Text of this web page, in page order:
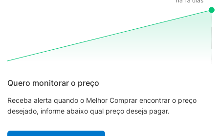
Quero monitorar o preço
Receba alerta quando o Melhor Comprar encontrar o preço
desejado, informe abaixo qual preço deseja pagar.